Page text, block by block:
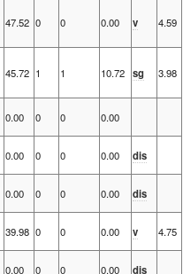
47.52 0 0 0.00 v 4.59
45.72 1 1 10.72 sg 3.98
0.00 0 0
0.00
0.00 0 0 0.00
dis
0.00 0 0 0.00
dis
39.98 0 0 0.00 v
4.75
0.00 0 0 0.00
dis